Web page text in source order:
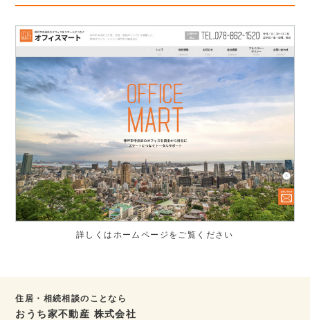
詳しくはホームページをご覧ください
住居・相続相談のことなら
おうち家不動産 株式会社